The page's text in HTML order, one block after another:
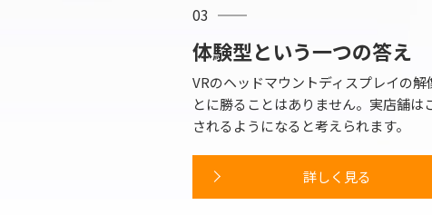
03
体験型という一つの答え
VRのヘッドマウントディスプレイの
とに勝ることはありません。実店舗
されるようになると考えられます。
詳しく見る